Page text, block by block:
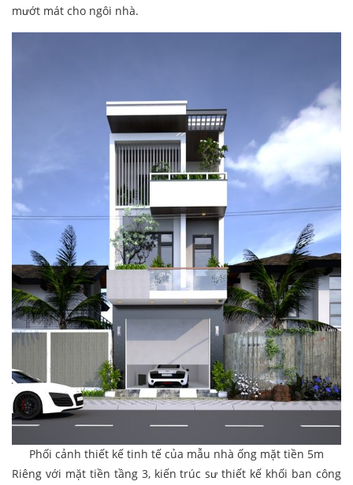
mướt mát cho ngôi nhà.
Phối cảnh thiết kế tinh tế của mẫu nhà ống mặt tiền 5m
Riêng với mặt tiền tầng 3, kiến trúc sư thiết kế khối ban công